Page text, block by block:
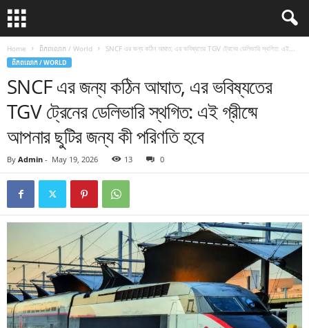
Home ពិភពលោក / World SNCF এর জন্য কঠিন আঘাত, এর ভবিষ্যতের TGV ট্রেনের ডেলিভারি স্থগিত: এই...
ពិភពលោក / WORLD
SNCF এর জন্য কঠিন আঘাত, এর ভবিষ্যতের
TGV ট্রেনের ডেলিভারি স্থগিত: এই গ্রীষ্মে
আপনার ছুটির জন্য কী পরিণতি হবে
By Admin - May 19, 2026 13 0